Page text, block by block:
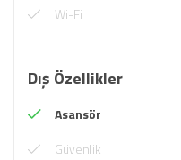
Wi-Fi
Dış Özellikler
Asansör
Güvenlik